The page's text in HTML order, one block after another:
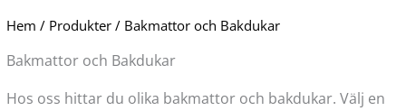
Hem / Produkter / Bakmattor och Bakdukar
Bakmattor och Bakdukar
Hos oss hittar du olika bakmattor och bakdukar. Välj en